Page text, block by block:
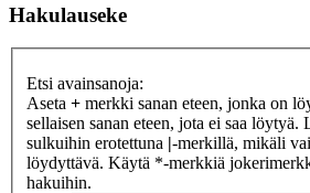
Hakulauseke
Etsi avainsanoja:
Aseta + merkki sanan eteen, jonka on
sellaisen sanan eteen, jota ei saa löytyä.
sulkuihin erotettuna |-merkillä, mikäli
löydyttävä. Käytä *-merkkiä
hakuihin.